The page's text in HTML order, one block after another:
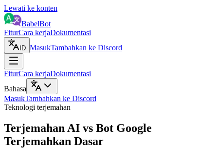
Lewati ke konten
BabelBot
FiturCara kerjaDokumentasi
ID MasukTambahkan ke Discord
FiturCara kerjaDokumentasi
Bahasa
MasukTambahkan ke Discord
Teknologi terjemahan
Terjemahan AI vs Bot Google
Terjemahkan Dasar